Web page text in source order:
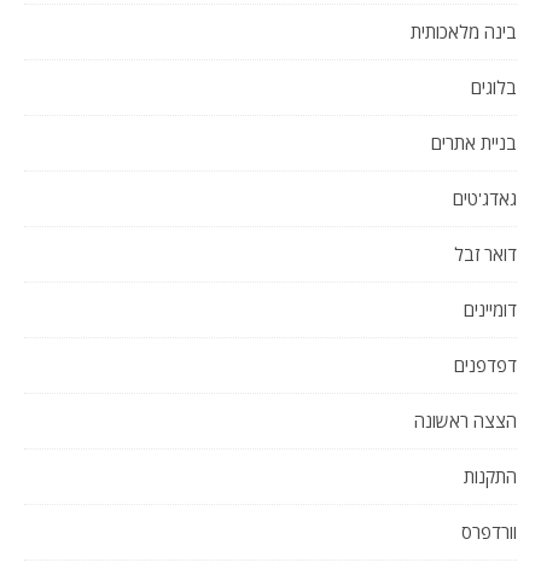
בינה מלאכותית
בלוגים
בניית אתרים
גאדג'טים
דואר זבל
דומיינים
דפדפנים
הצצה ראשונה
התקנות
וורדפרס